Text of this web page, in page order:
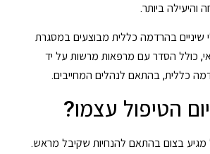
והיעילה ביותר.
שיניים בהרדמה כללית מבוצעים במסגרת
כולל הסדר עם מרפאות מרשות על יד
כללית, בהתאם לנהלים המחייבים.
הטיפול עצמו?
מגיע בצום בהתאם להנחיות שקיבל מראש.